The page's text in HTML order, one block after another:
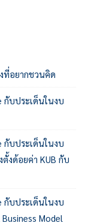
ที่อยากชวนคิด
กับประเด็นในงบ
กับประเด็นในงบ
งด้อยค่า KUB กับ
กับประเด็นในงบ
Model